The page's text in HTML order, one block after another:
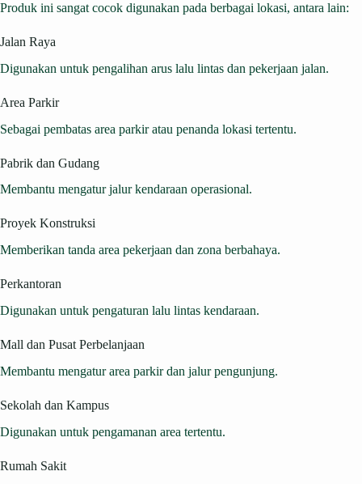
Produk ini sangat cocok digunakan pada berbagai lokasi, antara lain:
Jalan Raya
Digunakan untuk pengalihan arus lalu lintas dan pekerjaan jalan.
Area Parkir
Sebagai pembatas area parkir atau penanda lokasi tertentu.
Pabrik dan Gudang
Membantu mengatur jalur kendaraan operasional.
Proyek Konstruksi
Memberikan tanda area pekerjaan dan zona berbahaya.
Perkantoran
Digunakan untuk pengaturan lalu lintas kendaraan.
Mall dan Pusat Perbelanjaan
Membantu mengatur area parkir dan jalur pengunjung.
Sekolah dan Kampus
Digunakan untuk pengamanan area tertentu.
Rumah Sakit